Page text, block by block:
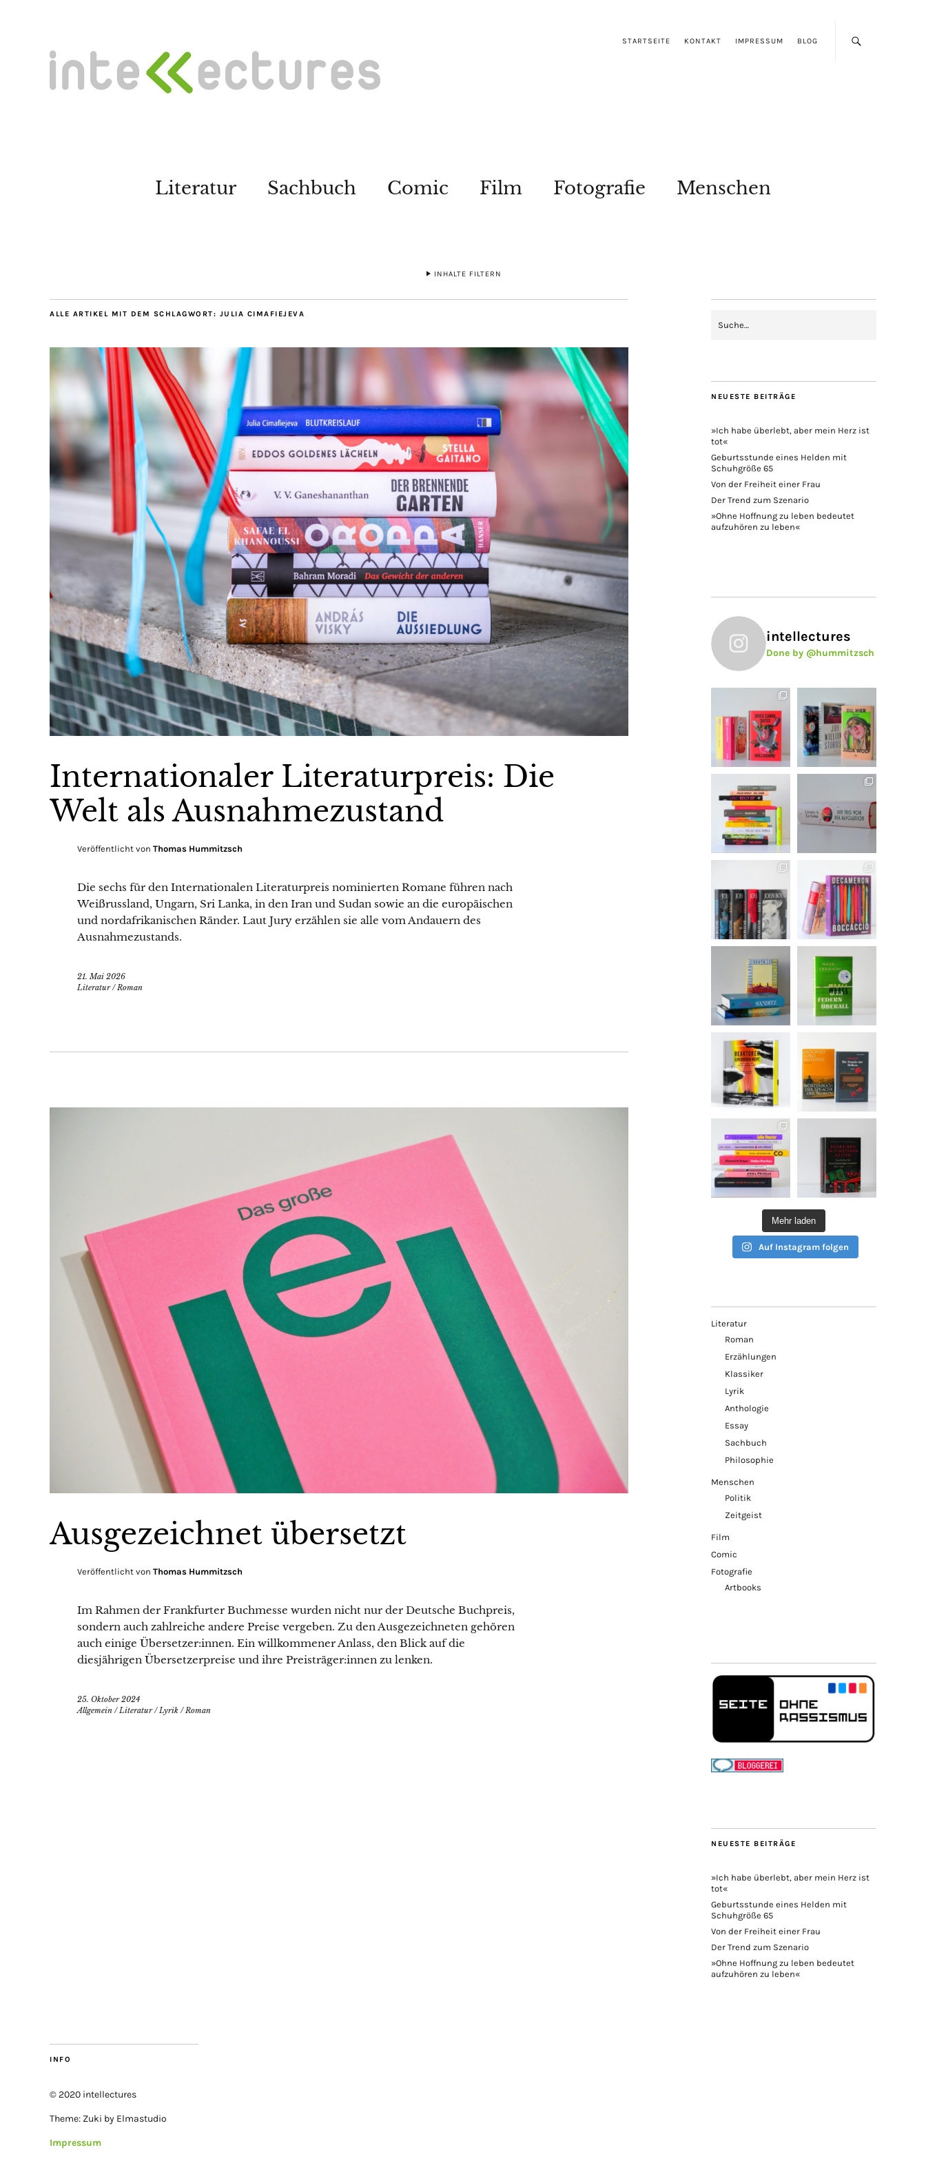
STARTSEITE KONTAKT IMPRESSUM BLOG
Literatur Sachbuch Comic Film Fotografie Menschen
INHALTE FILTERN
ALLE ARTIKEL MIT DEM SCHLAGWORT: JULIA CIMAFIEJEVA
Internationaler Literaturpreis: Die
Welt als Ausnahmezustand
Veröffentlicht von Thomas Hummitzsch
Die sechs für den Internationalen Literaturpreis nominierten Romane führen nach
Weißrussland, Ungarn, Sri Lanka, in den Iran und Sudan sowie an die europäischen
und nordafrikanischen Ränder. Laut Jury erzählen sie alle vom Andauern des
Ausnahmezustands.
21. Mai 2026
Literatur/Roman
Ausgezeichnet übersetzt
Veröffentlicht von Thomas Hummitzsch
Im Rahmen der Frankfurter Buchmesse wurden nicht nur der Deutsche Buchpreis,
sondern auch zahlreiche andere Preise vergeben. Zu den Ausgezeichneten gehören
auch einige Übersetzer:innen. Ein willkommener Anlass, den Blick auf die
diesjährigen Übersetzerpreise und ihre Preisträger:innen zu lenken.
25. Oktober 2024
Allgemein /Literatur/Lyrik /Roman
NEUESTE BEITRÄGE
»Ich habe überlebt, aber mein Herz ist
tot«
Geburtsstunde eines Helden mit
Schuhgröße 65
Von der Freiheit einer Frau
Der Trend zum Szenario
»Ohne Hoffnung zu leben bedeutet
aufzuhören zu leben«
intellectures
Done by @hummitzsch
Mehr laden
Auf Instagram folgen
Literatur
Roman
Erzählungen
Klassiker
Lyrik
Anthologie
Essay
Sachbuch
Philosophie
Menschen
Politik
Zeitgeist
Film
Comic
Fotografie
Artbooks
NEUESTE BEITRÄGE
»Ich habe überlebt, aber mein Herz ist
tot«
Geburtsstunde eines Helden mit
Schuhgröße 65
Von der Freiheit einer Frau
Der Trend zum Szenario
»Ohne Hoffnung zu leben bedeutet
aufzuhören zu leben«
INFO
© 2020 intellectures
Theme: Zuki by Elmastudio
Impressum